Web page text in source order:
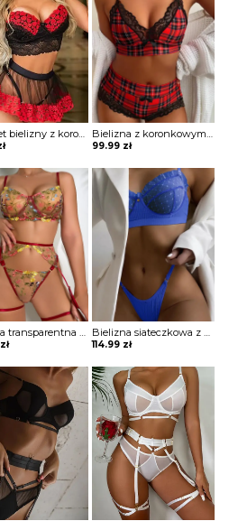
Komplet bielizny z koronkowym topem i tiulową spódniczką
99.99 zł
zł 114.99 zł